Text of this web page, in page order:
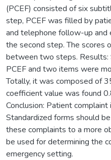
(PCEF) consisted of six
step, PCEF was filled by
and telephone follow-up and
the second step. The scores
between two steps. Results:
PCEF and two items were
Totally, it was composed of
coefficient value was found
Conclusion: Patient
Standardized forms should
these complaints to a more
be used for determining the
emergency setting.